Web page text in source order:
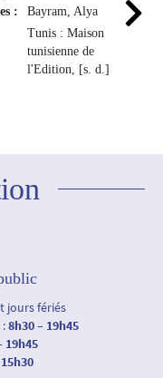
:
Bayram, Alya
Tunis : Maison
tunisienne de
l'Edition, [s. d.]
jours fériés
8h30 – 19h45
19h45